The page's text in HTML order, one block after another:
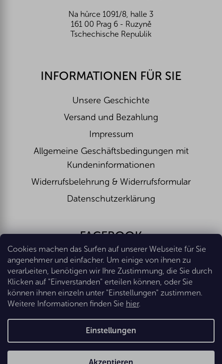
Cookies machen das Surfen auf unserer Webseite für Sie
angenehmer und einfacher. Um einige von ihnen zu
verarbeiten, benötigen wir Ihre Zustimmung, die Sie durch
Klicken auf "Einverstanden" erteilen können, oder Sie
können ihnen einzeln unter "Einstellungen" zustimmen.
Weitere Informationen finden Sie hier.
Einstellungen
Na hůrce 1091/8, halle 3
161 00 Prag 6 - Ruzyně
Tschechische Republik
INFORMATIONEN FÜR SIE
Unsere Geschichte
Versand und Bezahlung
Impressum
Allgemeine Geschäftsbedingungen mit
Kundeninformationen
Widerrufsbelehrung & Widerrufsformular
Datenschutzerklärung
FACEBOOK
Erstellt von Shoptet Premium
Copyright 2026Eshop Diana Company, spol. s r.o.. Alle Rechte